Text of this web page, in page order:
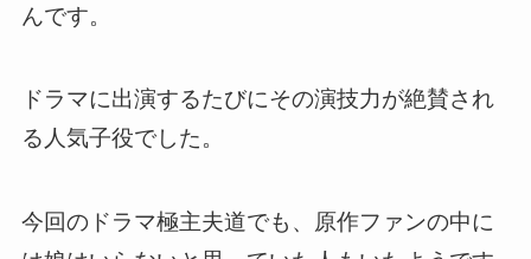
んです。
ドラマに出演するたびにその演技力が絶賛され
る人気子役でした。
今回のドラマ極主夫道でも、原作ファンの中に